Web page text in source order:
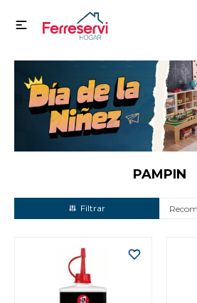

PAMPIN
Menú Herramientas y
Herramientas y Construcción
Tecnología
Deportes